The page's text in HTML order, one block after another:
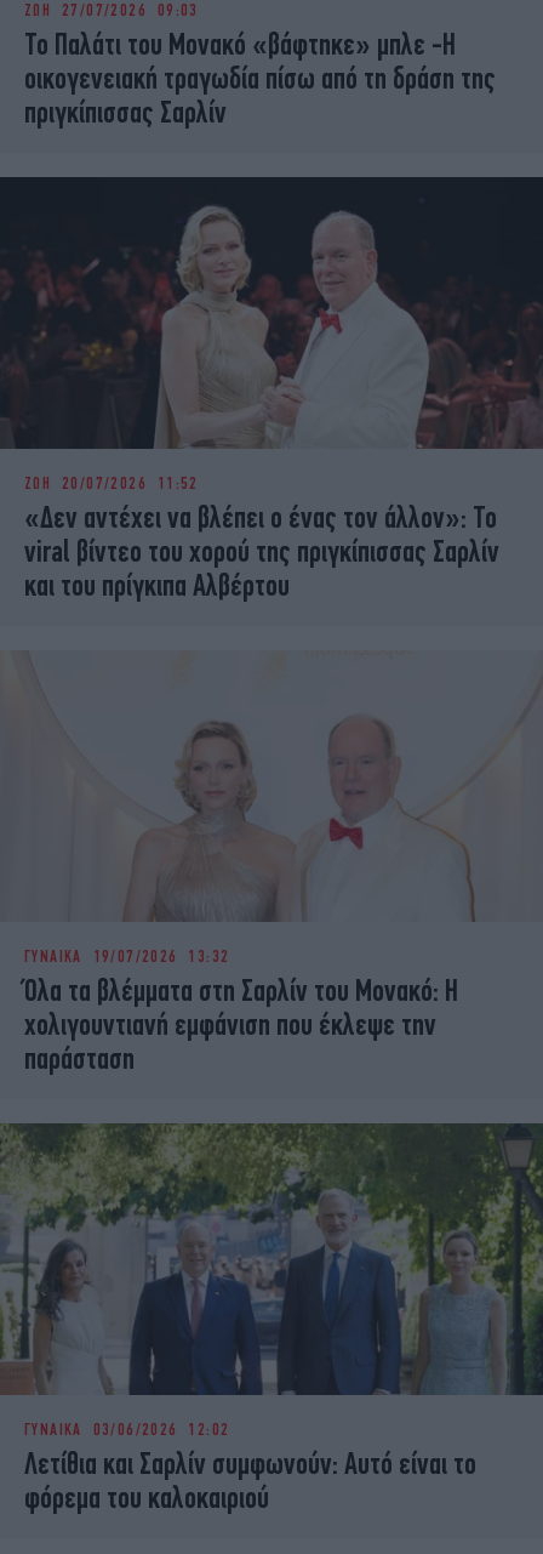
iBOOKS
OSCARS
THE OCEAN
MEDIA
ELAMEFORA
ΖΩΗ 27/07/2026 09:03
Το Παλάτι του Μονακό «βάφτηκε» μπλε -Η
οικογενειακή τραγωδία πίσω από τη δράση της
πριγκίπισσας Σαρλίν
ΖΩΗ 20/07/2026 11:52
«Δεν αντέχει να βλέπει ο ένας τον άλλον»: Το
viral βίντεο του χορού της πριγκίπισσας Σαρλίν
και του πρίγκιπα Αλβέρτου
ΓΥΝΑΙΚΑ 19/07/2026 13:32
Όλα τα βλέμματα στη Σαρλίν του Μονακό: Η
χολιγουντιανή εμφάνιση που έκλεψε την
παράσταση
ΓΥΝΑΙΚΑ 03/06/2026 12:02
Λετίθια και Σαρλίν συμφωνούν: Αυτό είναι το
φόρεμα του καλοκαιριού